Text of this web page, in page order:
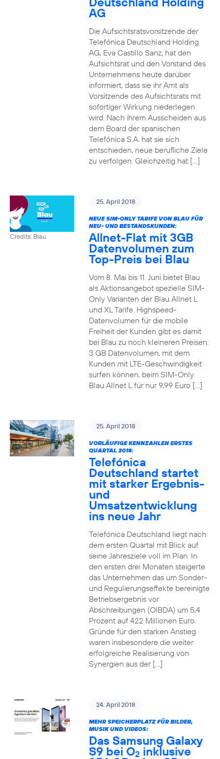
AG
Die Aufsichtsratsvorsitzende der
Telefónica Deutschland Holding
AG, Eva Castillo Sanz, hat den
Aufsichtsrat und den Vorstand des
Unternehmens heute darüber
informiert, dass sie ihr Amt als
Vorsitzende des Aufsichtsrats mit
sofortiger Wirkung niederlegen
wird. Nach ihrem Ausscheiden aus
dem Board der spanischen
Telefónica S.A. hat sie sich
entschieden, neue berufliche Ziele
zu verfolgen. Gleichzeitig hat […]
Credits: Blau
25. April 2018
NEUE SIM-ONLY TARIFE VON BLAU FÜR
NEU- UND BESTANDSKUNDEN:
Allnet-Flat mit 3GB
Datenvolumen zum
Top-Preis bei Blau
Vom 8. Mai bis 11. Juni bietet Blau
als Aktionsangebot spezielle SIM-
Only Varianten der Blau Allnet L
und XL Tarife. Highspeed-
Datenvolumen für die mobile
Freiheit der Kunden gibt es damit
bei Blau zu noch kleineren Preisen:
3 GB Datenvolumen, mit dem
Kunden mit LTE-Geschwindigkeit
surfen können, beim SIM-Only
Blau Allnet L für nur 9,99 Euro […]
25. April 2018
VORLÄUFIGE KENNZAHLEN ERSTES
QUARTAL 2018:
Telefónica
Deutschland startet
mit starker Ergebnis-
und
Umsatzentwicklung
ins neue Jahr
Telefónica Deutschland liegt nach
dem ersten Quartal mit Blick auf
seine Jahresziele voll im Plan. In
den ersten drei Monaten steigerte
das Unternehmen das um Sonder-
und Regulierungseffekte bereinigte
Betriebsergebnis vor
Abschreibungen (OIBDA) um 5,4
Prozent auf 422 Millionen Euro.
Gründe für den starken Anstieg
waren insbesondere die weiter
erfolgreiche Realisierung von
Synergien aus der […]
24. April 2018
MEHR SPEICHERPLATZ FÜR BILDER,
MUSIK UND VIDEOS:
Das Samsung Galaxy
S9 bei O2 inklusive